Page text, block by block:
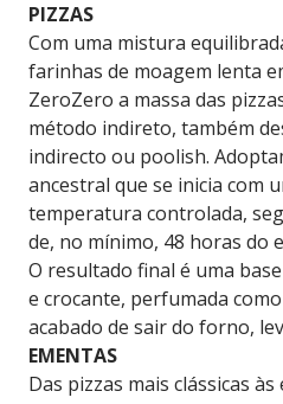
PIZZAS
Com uma mistura
farinhas de moagem lenta
ZeroZero a massa das
método indireto, também
indirecto ou poolish.
ancestral que se inicia com
temperatura controlada,
de, no mínimo, 48 horas do
O resultado final é uma
e crocante, perfumada
acabado de sair do forno,
EMENTAS
Das pizzas mais clássicas